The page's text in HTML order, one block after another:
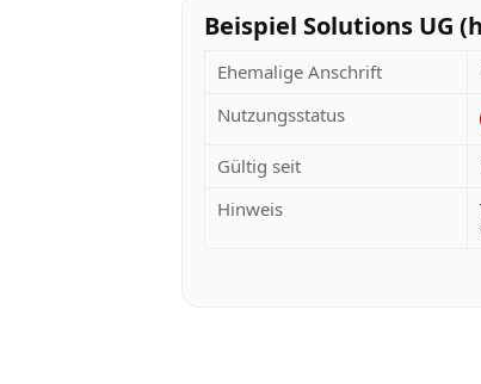
Beispiel Solutions UG
Ehemalige Anschrift
Nutzungsstatus
Gültig seit
Hinweis